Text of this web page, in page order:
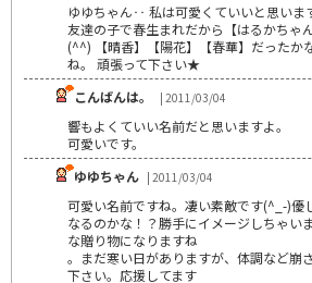
ゆゆちゃん‥ 私は可愛くていいと思いま
友達の子で春生まれだから【はるかちゃ
(^^) 【晴香】【陽花】【春華】だったか
ね。 頑張って下さい★
こんばんは。
| 2011/03/04
響もよくていい名前だと思いますよ。
可愛いです。
ゆゆちゃん | 2011/03/04
可愛い名前ですね。凄い素敵です(^_-)優
なるのかな！？勝手にイメージしちゃい
な贈り物になりますね
。まだ寒い日がありますが、体調など崩
下さい。応援してます